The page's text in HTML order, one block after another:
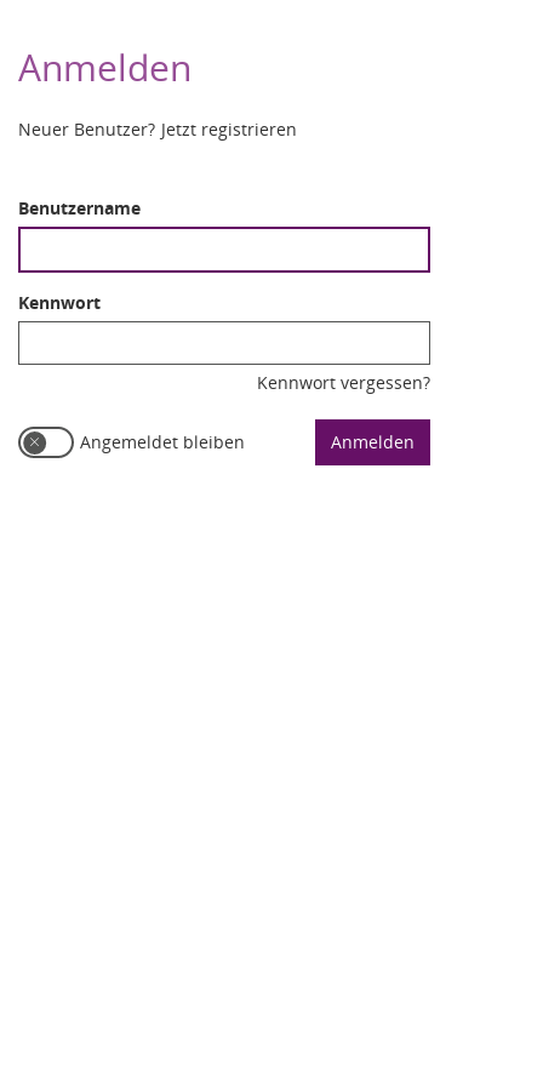
Anmelden
Neuer Benutzer? Jetzt registrieren
Benutzername
Kennwort
Kennwort vergessen?
Angemeldet bleiben Anmelden